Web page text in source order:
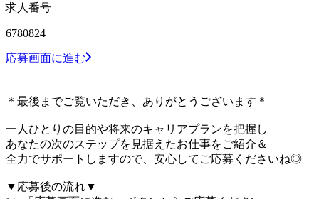
求人番号
6780824
応募画面に進む
＊最後までご覧いただき、ありがとうございます＊
一人ひとりの目的や将来のキャリアプランを把握し
あなたの次のステップを見据えたお仕事をご紹介＆
全力でサポートしますので、安心してご応募くださいね◎
▼応募後の流れ▼